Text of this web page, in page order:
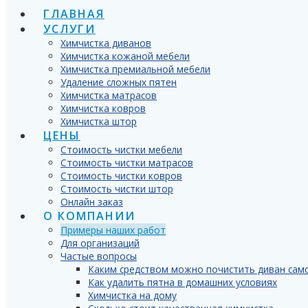
ГЛАВНАЯ
УСЛУГИ
Химчистка диванов
Химчистка кожаной мебели
Химчистка премиальной мебели
Удаление сложных пятен
Химчистка матрасов
Химчистка ковров
Химчистка штор
ЦЕНЫ
Стоимость чистки мебели
Стоимость чистки матрасов
Стоимость чистки ковров
Стоимость чистки штор
Онлайн заказ
О КОМПАНИИ
Примеры наших работ
Для организаций
Частые вопросы
Каким средством можно почистить диван
Как удалить пятна в домашних условиях
Химчистка на дому